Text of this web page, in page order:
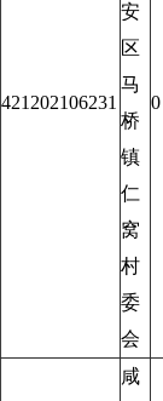
421202106231
安
区
马
桥
镇
仁
窝
村
委
会
0
咸